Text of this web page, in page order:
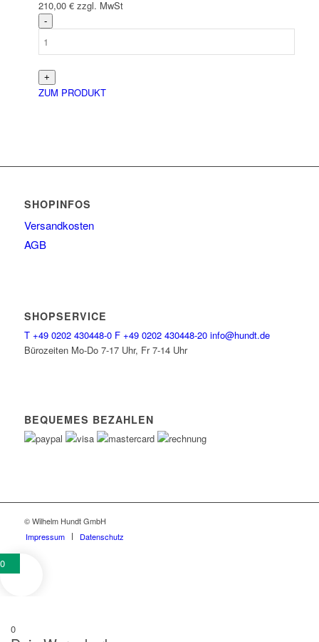
210,00 € zzgl. MwSt
ZUM PRODUKT
SHOPINFOS
Versandkosten
AGB
SHOPSERVICE
T +49 0202 430448-0 F +49 0202 430448-20 info@hundt.de
Bürozeiten Mo-Do 7-17 Uhr, Fr 7-14 Uhr
BEQUEMES BEZAHLEN
© Wilhelm Hundt GmbH
Impressum
Datenschutz
0
0